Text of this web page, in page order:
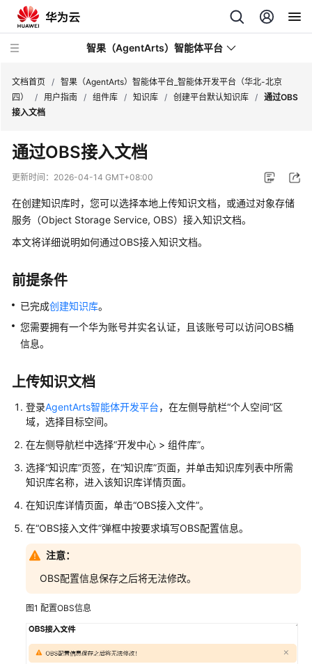
智果（AgentArts）智能体平台
新
动
态
产
品
绍
开
使
用
费
说
明
用
户
指
南
选
型
指
南
AgentArts
使
流
文档首页 / 智果（AgentArts）智能体平台_智能体开发平台（华北-北京
四）
/ 用户指南 / 组件库 / 知识库 / 创建平台默认知识库 / 通过OBS
接入文档
通过OBS接入文档
更新时间： 2026-04-14 GMT+08:00
在创建知识库时，您可以选择本地上传知识文档，或通过对象存储
服务（Object Storage Service, OBS）接入知识文档。
本文将详细说明如何通过OBS接入知识文档。
前提条件
已完成创建知识库。
您需要拥有一个华为账号并实名认证，且该账号可以访问OBS桶
信息。
上传知识文档
登录AgentArts智能体开发平台，在左侧导航栏“个人空间”区
域，选择目标空间。
在左侧导航栏中选择“开发中心 > 组件库”。
选择“知识库”页签，在“知识库”页面，并单击知识库列表中所需
知识库名称，进入该知识库详情页面。
在知识库详情页面，单击“OBS接入文件”。
在“OBS接入文件”弹框中按要求填写OBS配置信息。
注意：
OBS配置信息保存之后将无法修改。
图1 配置OBS信息